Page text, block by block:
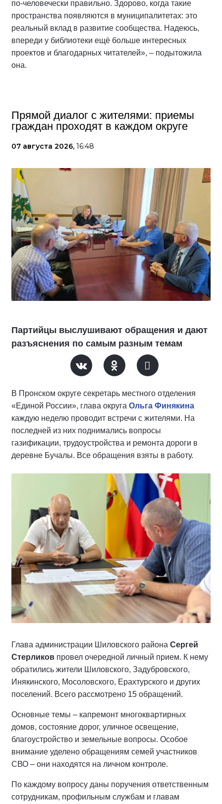
по-человечески правильно. Здорово, когда такие
пространства появляются в муниципалитетах: это
реальный вклад в развитие сообщества. Надеюсь,
впереди у библиотеки ещё больше интересных
проектов и благодарных читателей», – подытожила
она.
Прямой диалог с жителями: приемы
граждан проходят в каждом округе
07 августа 2026, 16:48
Партийцы выслушивают обращения и дают
разъяснения по самым разным темам
В Пронском округе секретарь местного отделения
«Единой России», глава округа Ольга Финякина
каждую неделю проводит встречи с жителями. На
последней из них поднимались вопросы
газификации, трудоустройства и ремонта дороги в
деревне Бучалы. Все обращения взяты в работу.
Глава администрации Шиловского района Сергей
Стерликов провел очередной личный прием. К нему
обратились жители Шиловского, Задубровского,
Инякинского, Мосоловского, Ерахтурского и других
поселений. Всего рассмотрено 15 обращений.
Основные темы – капремонт многоквартирных
домов, состояние дорог, уличное освещение,
благоустройство и земельные вопросы. Особое
внимание уделено обращениям семей участников
СВО – они находятся на личном контроле.
По каждому вопросу даны поручения ответственным
сотрудникам, профильным службам и главам